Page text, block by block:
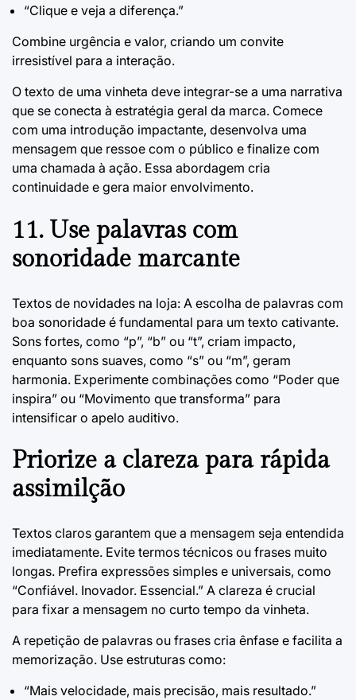
“Clique e veja a diferença.”
Combine urgência e valor, criando um convite
irresistível para a interação.
O texto de uma vinheta deve integrar-se a uma narrativa
que se conecta à estratégia geral da marca. Comece
com uma introdução impactante, desenvolva uma
mensagem que ressoe com o público e finalize com
uma chamada à ação. Essa abordagem cria
continuidade e gera maior envolvimento.
11. Use palavras com
sonoridade marcante
Textos de novidades na loja: A escolha de palavras com
boa sonoridade é fundamental para um texto cativante.
Sons fortes, como “p”, “b” ou “t”, criam impacto,
enquanto sons suaves, como “s” ou “m”, geram
harmonia. Experimente combinações como “Poder que
inspira” ou “Movimento que transforma” para
intensificar o apelo auditivo.
Priorize a clareza para rápida
assimilção
Textos claros garantem que a mensagem seja entendida
imediatamente. Evite termos técnicos ou frases muito
longas. Prefira expressões simples e universais, como
“Confiável. Inovador. Essencial.” A clareza é crucial
para fixar a mensagem no curto tempo da vinheta.
A repetição de palavras ou frases cria ênfase e facilita a
memorização. Use estruturas como:
“Mais velocidade, mais precisão, mais resultado.”